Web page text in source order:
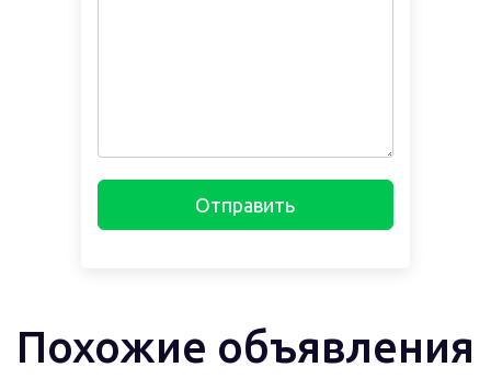
Отправить
Похожие объявления